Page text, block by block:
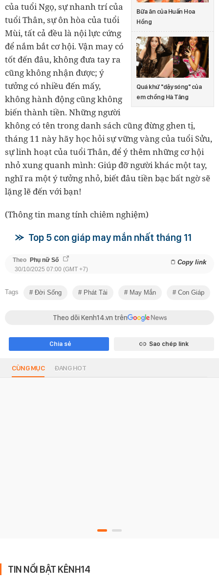
Bữa ăn của Huấn Hoa
Hồng
Quá khứ "dậy sóng" của
em chồng Hà Tăng
của tuổi Ngọ, sự nhanh trí của
tuổi Thân, sự ôn hòa của tuổi
Mùi, tất cả đều là nội lực cứng
để nắm bắt cơ hội. Vận may có
tốt đến đâu, không đưa tay ra
cũng không nhận được; ý
tưởng có nhiều đến mấy,
không hành động cũng không
biến thành tiền. Những người
không có tên trong danh sách cũng đừng ghen tị,
tháng 11 này hãy học hỏi sự vững vàng của tuổi Sửu,
sự linh hoạt của tuổi Thân, để ý thêm những cơ hội
nhỏ xung quanh mình: Giúp đỡ người khác một tay,
nghĩ ra một ý tưởng nhỏ, biết đâu tiền bạc bất ngờ sẽ
lặng lẽ đến với bạn!
(Thông tin mang tính chiêm nghiệm)
Top 5 con giáp may mắn nhất tháng 11
Theo Phụ nữ Số Copy link
30/10/2025 07:00 (GMT +7)
Tags Đời Sống Phát Tài May Mắn Con Giáp
Theo dõi Kenh14.vn trên
Chia sẻ Sao chép link
CÙNG MỤC ĐANG HOT
TIN NỔI BẬT KÊNH14